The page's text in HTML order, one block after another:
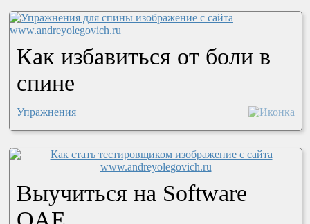
Как избавиться от боли в
спине
Упражнения
Выучиться на Software